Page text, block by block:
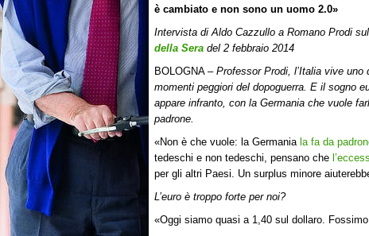
è cambiato e non sono un uomo 2.0»
Intervista di Aldo Cazzullo a Romano Prodi sul
della Sera del 2 febbraio 2014
BOLOGNA – Professor Prodi, l’Italia vive uno
momenti peggiori del dopoguerra. E il sogno
appare infranto, con la Germania che vuole
padrone.
«Non è che vuole: la Germania la fa da
tedeschi e non tedeschi, pensano che
per gli altri Paesi. Un surplus minore
L’euro è troppo forte per noi?
«Oggi siamo quasi a 1,40 sul dollaro.